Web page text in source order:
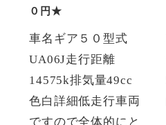
０円★
車名ギア５０型式
UA06J走行距離
14575k排気量49cc
色白詳細低走行車両
ですので全体的にと